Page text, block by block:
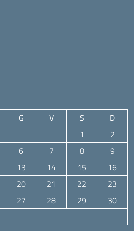
G V S
D
1
2
6 7 8
9
13 14 15
16
20 21 22
23
27 28 29
30